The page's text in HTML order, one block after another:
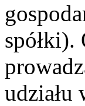
spółki).
udziału